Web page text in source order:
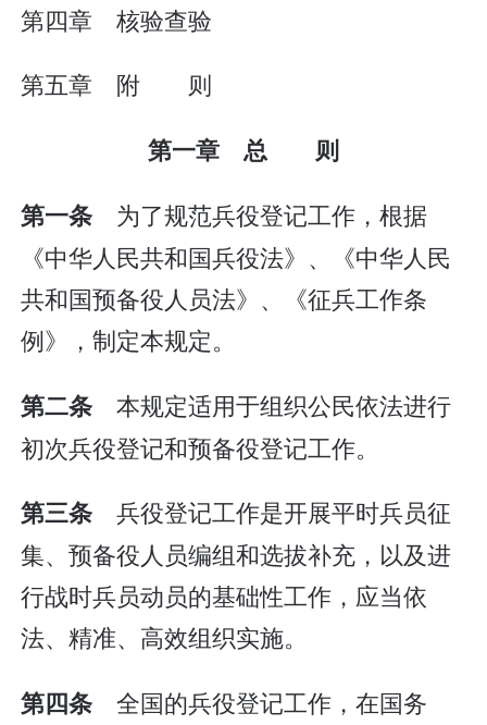
第四章 核验查验
第五章 附 则
第一章 总 则
第一条 为了规范兵役登记工作，根据
《中华人民共和国兵役法》、《中华人民
共和国预备役人员法》、《征兵工作条
例》，制定本规定。
第二条本规定适用于组织公民依法进行
初次兵役登记和预备役登记工作。
第三条兵役登记工作是开展平时兵员征
集、预备役人员编组和选拔补充，以及进
行战时兵员动员的基础性工作，应当依
法、精准、高效组织实施。
第四条全国的兵役登记工作，在国务